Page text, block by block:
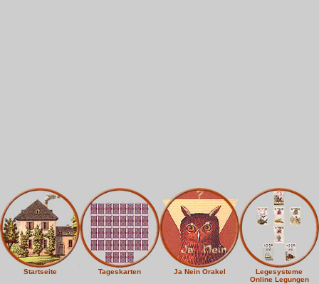
Startseite Tageskarten Ja Nein Orakel
Legesysteme
Online Legungen